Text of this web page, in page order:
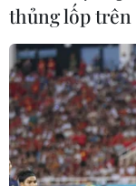
thủng lốp trên